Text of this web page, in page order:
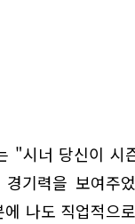
"시너 당신이 시
기력을 보여주
나도 직업적으